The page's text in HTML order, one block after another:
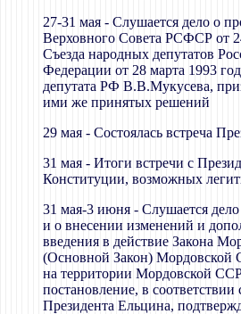
27-31 мая - Слушается дело о
Верховного Совета РСФСР от
Съезда народных депутатов
Федерации от 28 марта 1993
депутата РФ В.В.Мукусева,
ими же принятых решений
29 мая - Состоялась встреча
31 мая - Итоги встречи с
Конституции, возможных
31 мая-3 июня - Слушается
и о внесении изменений и
введения в действие Закона
(Основной Закон) Мордовской
на территории Мордовской
постановление, в
Президента Ельцина,